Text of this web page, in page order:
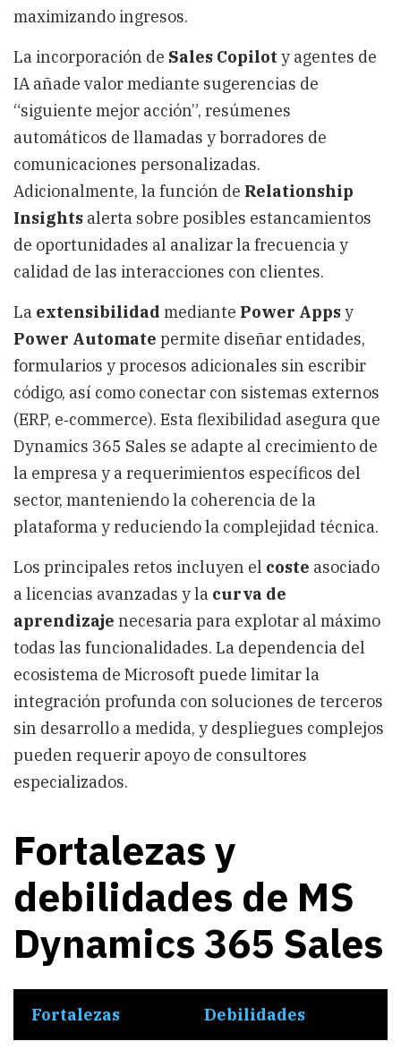
maximizando ingresos.
La incorporación de Sales Copilot y agentes de
IA añade valor mediante sugerencias de
“siguiente mejor acción”, resúmenes
automáticos de llamadas y borradores de
comunicaciones personalizadas.
Adicionalmente, la función de Relationship
Insights alerta sobre posibles estancamientos
de oportunidades al analizar la frecuencia y
calidad de las interacciones con clientes.
La extensibilidad mediante Power Appsy
Power Automate permite diseñar entidades,
formularios y procesos adicionales sin escribir
código, así como conectar con sistemas externos
(ERP, e‑commerce). Esta flexibilidad asegura que
Dynamics 365 Sales se adapte al crecimiento de
la empresa y a requerimientos específicos del
sector, manteniendo la coherencia de la
plataforma y reduciendo la complejidad técnica.
Los principales retos incluyen el coste asociado
a licencias avanzadas y la curva de
aprendizaje necesaria para explotar al máximo
todas las funcionalidades. La dependencia del
ecosistema de Microsoft puede limitar la
integración profunda con soluciones de terceros
sin desarrollo a medida, y despliegues complejos
pueden requerir apoyo de consultores
especializados.
Fortalezas y
debilidades de MS
Dynamics 365 Sales
Fortalezas Debilidades